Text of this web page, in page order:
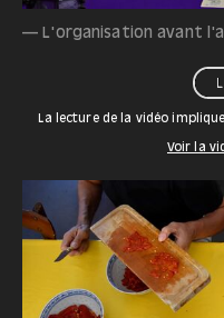
— L'organisation avant
La lecture de la vidéo
Voir la